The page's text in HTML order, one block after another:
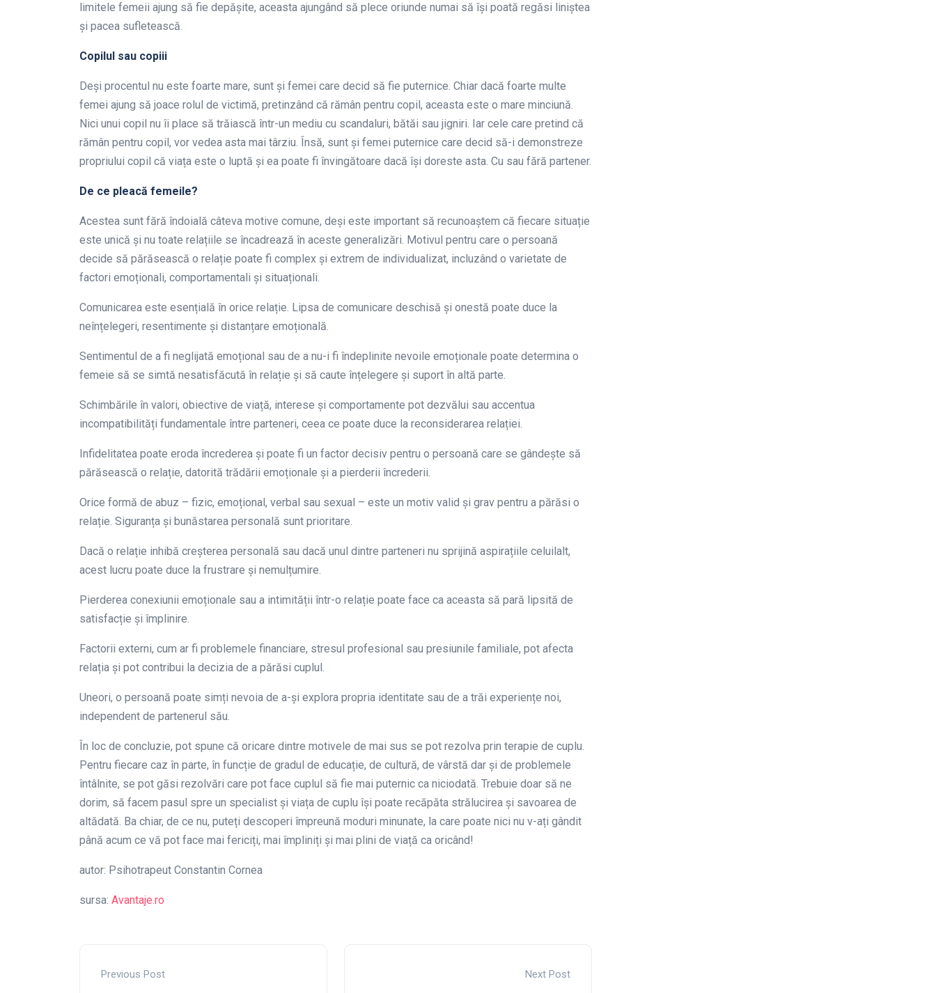
limitele femeii ajung să fie depășite, aceasta ajungând să plece oriunde numai să își poată regăsi liniștea
și pacea sufletească.
Copilul sau copiii
Deși procentul nu este foarte mare, sunt și femei care decid să fie puternice. Chiar dacă foarte multe
femei ajung să joace rolul de victimă, pretinzând că rămân pentru copil, aceasta este o mare minciună.
Nici unui copil nu îi place să trăiască într-un mediu cu scandaluri, bătăi sau jigniri. Iar cele care pretind că
rămân pentru copil, vor vedea asta mai târziu. Însă, sunt și femei puternice care decid să-i demonstreze
propriului copil că viața este o luptă și ea poate fi învingătoare dacă își doreste asta. Cu sau fără partener.
De ce pleacă femeile?
Acestea sunt fără îndoială câteva motive comune, deși este important să recunoaștem că fiecare situație
este unică și nu toate relațiile se încadrează în aceste generalizări. Motivul pentru care o persoană
decide să părăsească o relație poate fi complex și extrem de individualizat, incluzând o varietate de
factori emoționali, comportamentali și situaționali.
Comunicarea este esențială în orice relație. Lipsa de comunicare deschisă și onestă poate duce la
neînțelegeri, resentimente și distanțare emoțională.
Sentimentul de a fi neglijată emoțional sau de a nu-i fi îndeplinite nevoile emoționale poate determina o
femeie să se simtă nesatisfăcută în relație și să caute înțelegere și suport în altă parte.
Schimbările în valori, obiective de viață, interese și comportamente pot dezvălui sau accentua
incompatibilități fundamentale între parteneri, ceea ce poate duce la reconsiderarea relației.
Infidelitatea poate eroda încrederea și poate fi un factor decisiv pentru o persoană care se gândește să
părăsească o relație, datorită trădării emoționale și a pierderii încrederii.
Orice formă de abuz – fizic, emoțional, verbal sau sexual – este un motiv valid și grav pentru a părăsi o
relație. Siguranța și bunăstarea personală sunt prioritare.
Dacă o relație inhibă creșterea personală sau dacă unul dintre parteneri nu sprijină aspirațiile celuilalt,
acest lucru poate duce la frustrare și nemulțumire.
Pierderea conexiunii emoționale sau a intimității într-o relație poate face ca aceasta să pară lipsită de
satisfacție și împlinire.
Factorii externi, cum ar fi problemele financiare, stresul profesional sau presiunile familiale, pot afecta
relația și pot contribui la decizia de a părăsi cuplul.
Uneori, o persoană poate simți nevoia de a-și explora propria identitate sau de a trăi experiențe noi,
independent de partenerul său.
În loc de concluzie, pot spune că oricare dintre motivele de mai sus se pot rezolva prin terapie de cuplu.
Pentru fiecare caz în parte, în funcție de gradul de educație, de cultură, de vârstă dar și de problemele
întâlnite, se pot găsi rezolvări care pot face cuplul să fie mai puternic ca niciodată. Trebuie doar să ne
dorim, să facem pasul spre un specialist și viața de cuplu își poate recăpăta strălucirea și savoarea de
altădată. Ba chiar, de ce nu, puteți descoperi împreună moduri minunate, la care poate nici nu v-ați gândit
până acum ce vă pot face mai fericiți, mai împliniți și mai plini de viață ca oricând!
autor: Psihotrapeut Constantin Cornea
sursa: Avantaje.ro
Previous Post Next Post